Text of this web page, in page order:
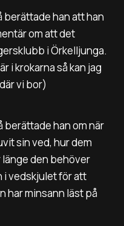
berättade han att han
om att det
i Örkelljunga.
i krokarna så kan jag
vi bor)
berättade han om när
sin ved, hur dem
länge den behöver
i vedskjulet för att
har minsann läst på